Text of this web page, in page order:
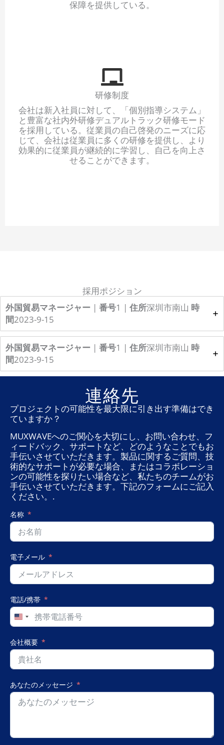
保障を提供している。
研修制度
会社は新入社員に対して、「個別指導システム」
と豊富な社内外研修デュアルトラック研修モード
を採用している。従業員の自己啓発のニーズに応
じて、会社は従業員に多くの研修を提供し、より
効果的に従業員が継続的に学習し、自己を向上さ
せることができます。
採用ポジション
外国貿易マネージャー | 番号1 | 住所深圳市南山 時
間2023-9-15
外国貿易マネージャー | 番号1 | 住所深圳市南山 時
間2023-9-15
連絡先
プロジェクトの可能性を最大限に引き出す準備はでき
ていますか？
MUXWAVEへのご関心を大切にし、お問い合わせ、フ
ィードバック、サポートなど、どのようなことでもお
手伝いさせていただきます。製品に関するご質問、技
術的なサポートが必要な場合、またはコラボレーショ
ンの可能性を探りたい場合など、私たちのチームがお
手伝いさせていただきます。下記のフォームにご記入
ください。.
名称
電子メール
電話/携帯
United
States
+1
会社概要
あなたのメッセージ